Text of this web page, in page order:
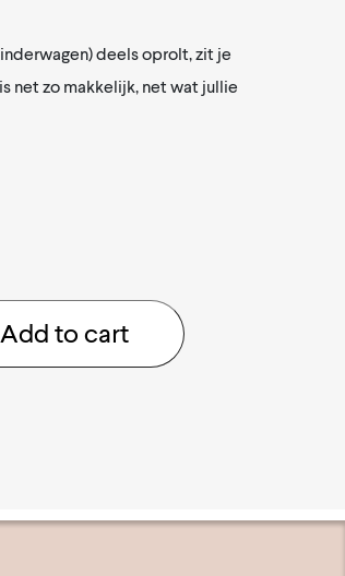
deels oprolt, zit je
net zo makkelijk, net wat jullie
Add to cart